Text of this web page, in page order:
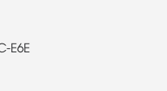
E6E